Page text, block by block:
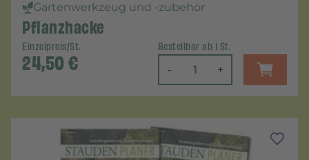
Gartenwerkzeug und -zubehör
Pflanzhacke
Einzelpreis/St.
24,50€
Bestellbar ab 1 St.
- +